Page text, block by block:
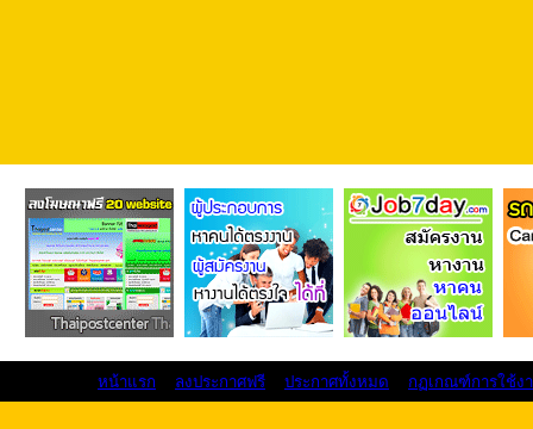
หน้าแรก ลงประกาศฟรี ประกาศทั้งหมด กฏเกณฑ์การใช้ง